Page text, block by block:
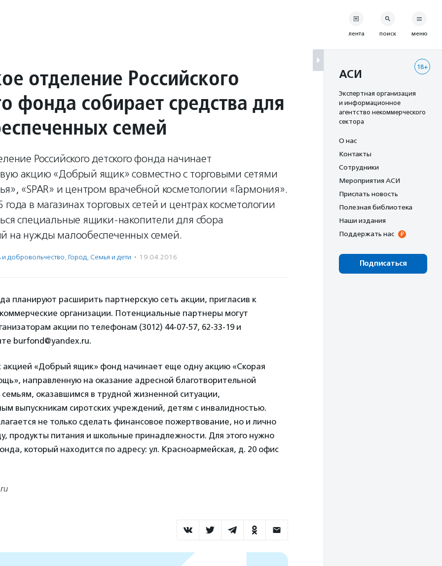
отделение Российского
фонда собирает средства для
семей
Российского детского фонда начинает
акцию «Добрый ящик» совместно с торговыми сетями
«SPAR» и центром врачебной косметологии «Гармония».
в магазинах торговых сетей и центрах косметологии
специальные ящики-накопители для сбора
на нужды малообеспеченных семей.
и доброволь­чест­во, Город, Семья и дети · 19.04.2016
планируют расширить партнерскую сеть акции, пригласив к
организации. Потенциальные партнеры могут
акции по телефонам (3012) 44-07-57, 62-33-19 и
burfond@yandex.ru.
«Добрый ящик» фонд начинает еще одну акцию «Скорая
направленную на оказание адресной благотворительной
оказавшимся в трудной жизненной ситуации,
выпускникам сиротских учреждений, детям с инвалидностью.
не только сделать финансовое пожертвование, но и лично
продукты питания и школьные принадлежности. Для этого нужно
который находится по адресу: ул. Красноармейская, д. 20 офис
лента поиск меню
18+
АСИ
Экспертная организация
и информационное
агентство некоммерческого
сектора
О нас
Контакты
Сотрудники
Мероприятия АСИ
Прислать новость
Полезная библиотека
Наши издания
Поддержать нас
Подписаться